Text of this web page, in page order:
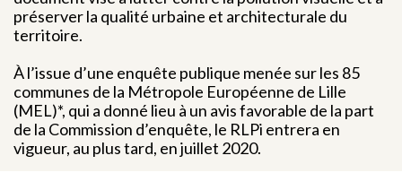
préserver la qualité urbaine et architecturale du
territoire.
À l’issue d’une enquête publique menée sur les 85
communes de la Métropole Européenne de Lille
(MEL)*, qui a donné lieu à un avis favorable de la part
de la Commission d’enquête, le RLPi entrera en
vigueur, au plus tard, en juillet 2020.